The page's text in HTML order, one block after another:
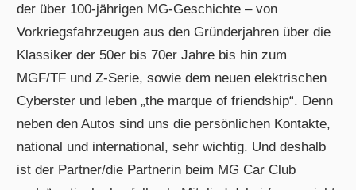
der über 100-jährigen MG-Geschichte – von
Vorkriegsfahrzeugen aus den Gründerjahren über die
Klassiker der 50er bis 70er Jahre bis hin zum
MGF/TF und Z-Serie, sowie dem neuen elektrischen
Cyberster und leben „the marque of friendship“. Denn
neben den Autos sind uns die persönlichen Kontakte,
national und international, sehr wichtig. Und deshalb
ist der Partner/die Partnerin beim MG Car Club